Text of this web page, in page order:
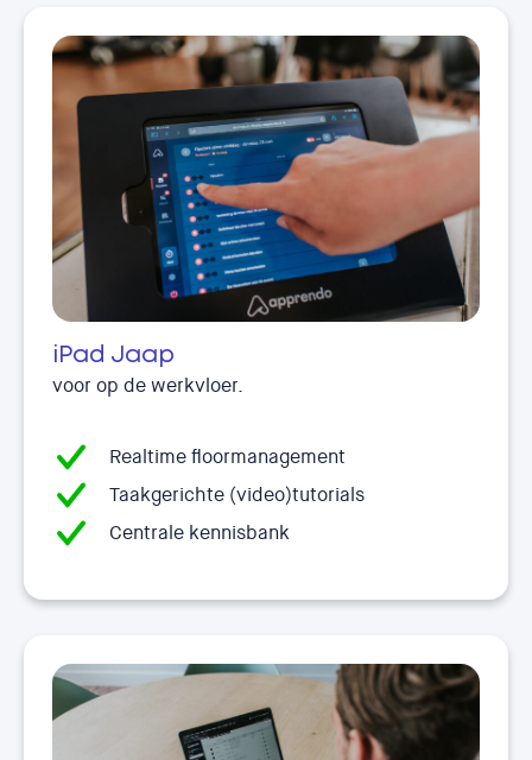
iPad Jaap
voor op de werkvloer.
Realtime floormanagement
Taakgerichte (video)tutorials
Centrale kennisbank